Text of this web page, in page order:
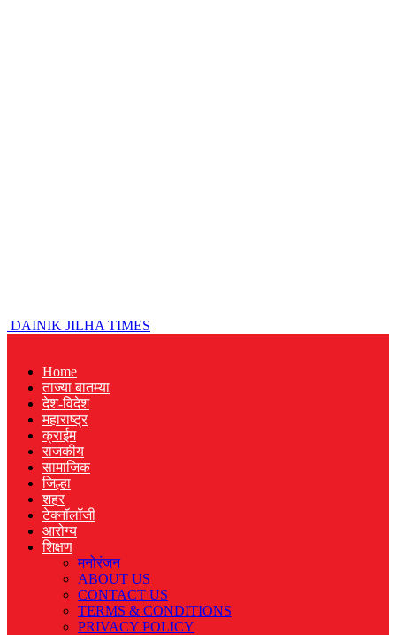
DAINIK JILHA TIMES
Home
ताज्या बातम्या
देश-विदेश
महाराष्ट्र
क्राईम
राजकीय
सामाजिक
जिल्हा
शहर
टेक्नॉलॉजी
आरोग्य
शिक्षण
मनोरंजन
ABOUT US
CONTACT US
TERMS & CONDITIONS
PRIVACY POLICY